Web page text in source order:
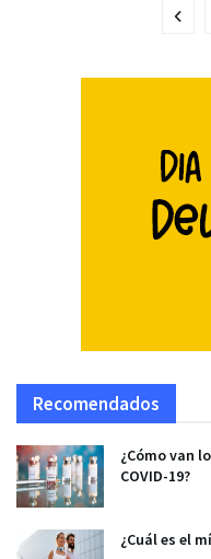
Recomendados
¿Cómo van
COVID-19?
¿Cuál es el